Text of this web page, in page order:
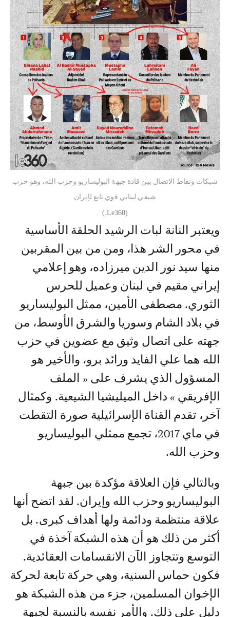
شبكات ونقاط الاتصال بين قادة جبهة البوليساريو وحزب الله، وهو حزب
شيعي لبناني قوي تابع لإيران
(Le360.)
ويعتبر النانة لبات الرشيد الحلقة الأساسية
في محور الشر هذا، ومن من بين المقربين
منها سيد نور الدين ميرزاده، وهو إعلامي
إيراني مقيم في لبنان وعميل للحرس
الثوري. مصطفى الأمين، ممثل البوليساريو
في بلاد الشام وسوريا والشرق الأوسط، من
جهته على اتصال وثيق مع عضوين في حزب
الله هما علي الفايد ورائد برو، والأخير هو
المسؤول الذي يشرف على « الملف
الإفريقي » داخل الميليشيا الشيعية. وكمثال
آخر، تقدم القناة الإسرائيلية صورة التقطت
في ماي 2017، تجمع ممثلي البوليساريو
وحزب الله.
وبالتالي فإن العلاقة مؤكدة بين جبهة
البوليساريو وحزب الله وإيران. لقد اتضح أنها
علاقة منتظمة ودائمة ولها أهداف كبرى. بل
أكثر من ذلك هو أن هذه الشبكة آخذة في
التوسع وتتجاوز الآن الانقسامات العقائدية.
فكون حماس السنية، وهي حركة تابعة لحركة
الإخوان المسلمين، جزء من هذه الشبكة هو
دليل على ذلك. والأمر نفسه بالنسبة لجبهة